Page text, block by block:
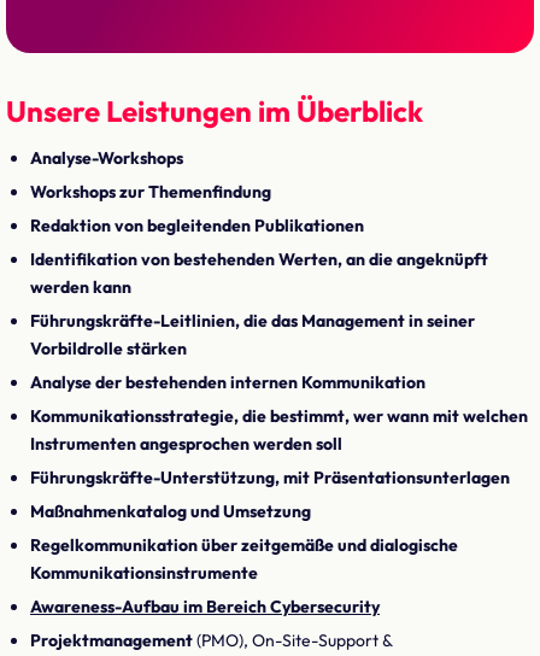
Unsere Leistungen im Überblick
Analyse-Workshops
Workshops zur Themenfindung
Redaktion von begleitenden Publikationen
Identifikation von bestehenden Werten, an die angeknüpft
werden kann
Führungskräfte-Leitlinien, die das Management in seiner
Vorbildrolle stärken
Analyse der bestehenden internen Kommunikation
Kommunikationsstrategie, die bestimmt, wer wann mit welchen
Instrumenten angesprochen werden soll
Führungskräfte-Unterstützung, mit Präsentationsunterlagen
Maßnahmenkatalog und Umsetzung
Regelkommunikation über zeitgemäße und dialogische
Kommunikationsinstrumente
Awareness-Aufbau im Bereich Cybersecurity
Projektmanagement(PMO), On-Site-Support &